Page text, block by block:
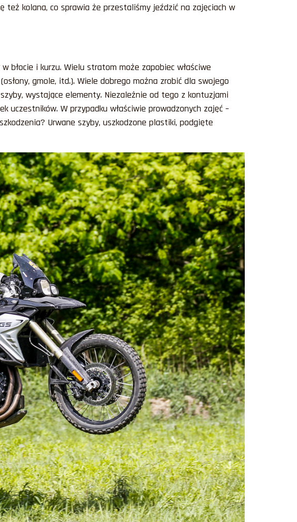
też kolana, co sprawia że przestaliśmy jeździć na zajęciach w
błocie i kurzu. Wielu stratom może zapobiec właściwe
gmole, itd.). Wiele dobrego można zrobić dla swojego
wystające elementy. Niezależnie od tego z kontuzjami
W przypadku właściwie prowadzonych zajęć –
Urwane szyby, uszkodzone plastiki, podgięte